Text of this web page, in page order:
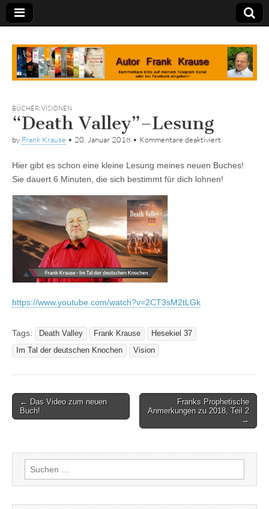
Tagebuch
BÜCHER,VISIONEN
“Death Valley”–Lesung
by Frank Krause • 20. Januar 2018 • Kommentare deaktiviert
Lesung
Hier gibt es schon eine kleine Lesung meines neuen Buches!
Sie dauert 6 Minuten, die sich bestimmt für dich lohnen!
https://www.youtube.com/watch?v=2CT3sM2tLGk
Tags: Death Valley Frank Krause
Hesekiel 37
Im Tal der deutschen Knochen
Vision
Post
navigation
← Das Video zum neuen
Buch!
Franks Prophetische
Anmerkungen zu 2018, Teil 2
→
Suchen
nach: